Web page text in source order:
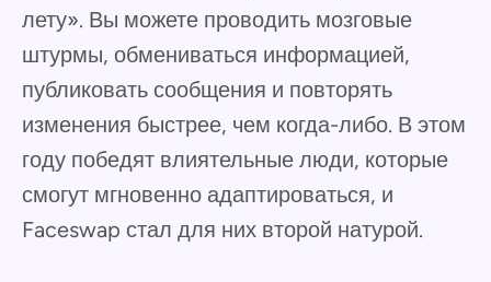
лету». Вы можете проводить мозговые
штурмы, обмениваться информацией,
публиковать сообщения и повторять
изменения быстрее, чем когда-либо. В этом
году победят влиятельные люди, которые
смогут мгновенно адаптироваться, и
Faceswap стал для них второй натурой.